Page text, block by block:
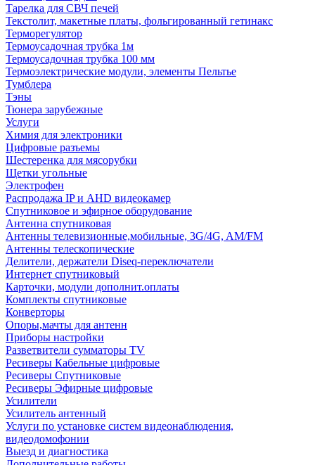
Тарелка для СВЧ печей
Текстолит, макетные платы, фольгированный гетинакс
Терморегулятор
Термоусадочная трубка 1м
Термоусадочная трубка 100 мм
Термоэлектрические модули, элементы Пельтье
Тумблера
Тэны
Тюнера зарубежные
Услуги
Химия для электроники
Цифровые разъемы
Шестеренка для мясорубки
Щетки угольные
Электрофен
Распродажа IP и AHD видеокамер
Спутниковое и эфирное оборудование
Антенна спутниковая
Антенны телевизионные,мобильные, 3G/4G, AM/FM
Антенны телескопические
Делители, держатели Diseq-переключатели
Интернет спутниковый
Карточки, модули дополнит.оплаты
Комплекты спутниковые
Конверторы
Опоры,мачты для антенн
Приборы настройки
Разветвители сумматоры TV
Ресиверы Кабельные цифровые
Ресиверы Спутниковые
Ресиверы Эфирные цифровые
Усилители
Усилитель антенный
Услуги по установке систем видеонаблюдения,
видеодомофонии
Выезд и диагностика